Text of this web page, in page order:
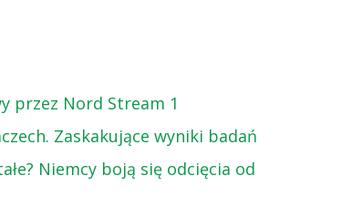
przez Nord Stream 1
Zaskakujące wyniki badań
Niemcy boją się odcięcia od